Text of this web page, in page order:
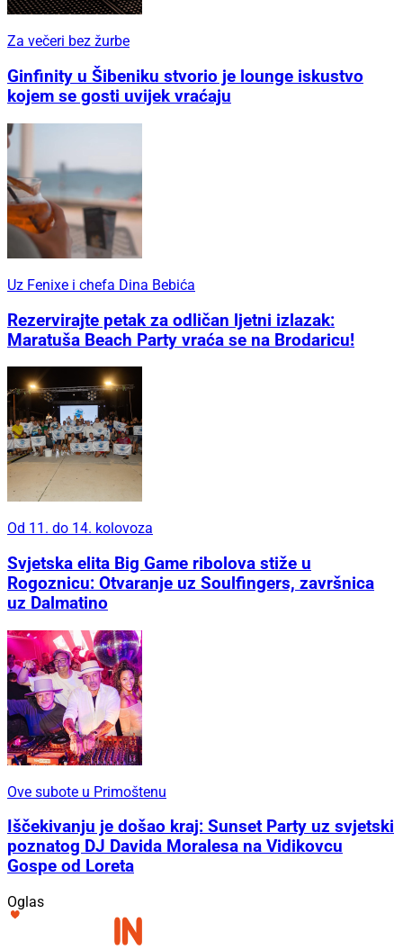
Za večeri bez žurbe
Ginfinity u Šibeniku stvorio je lounge iskustvo
kojem se gosti uvijek vraćaju
Uz Fenixe i chefa Dina Bebića
Rezervirajte petak za odličan ljetni izlazak:
Maratuša Beach Party vraća se na Brodaricu!
Od 11. do 14. kolovoza
Svjetska elita Big Game ribolova stiže u
Rogoznicu: Otvaranje uz Soulfingers, završnica
uz Dalmatino
Ove subote u Primoštenu
Iščekivanju je došao kraj: Sunset Party uz svjetski
poznatog DJ Davida Moralesa na Vidikovcu
Gospe od Loreta
Oglas